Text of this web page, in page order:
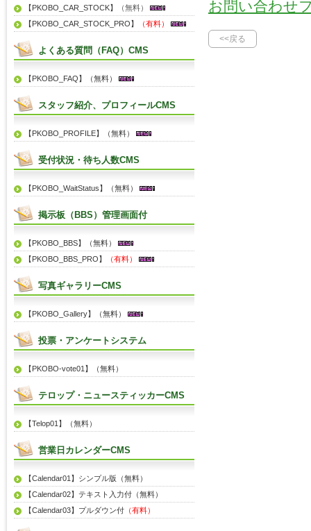
お問い合わせ
<<戻る
【PKOBO_CAR_STOCK】
（無料）
【PKOBO_CAR_STOCK_PRO】
（有料）
よくある質問（FAQ）CMS
【PKOBO_FAQ】（無料）
スタッフ紹介、プロフィールCMS
【PKOBO_PROFILE】（無料）
受付状況・待ち人数CMS
【PKOBO_WaitStatus】（無料）
掲示板（BBS）管理画面付
【PKOBO_BBS】（無料）
【PKOBO_BBS_PRO】
（有料）
写真ギャラリーCMS
【PKOBO_Gallery】（無料）
投票・アンケートシステム
【PKOBO-vote01】（無料）
テロップ・ニュースティッカーCMS
【Telop01】（無料）
営業日カレンダーCMS
【Calendar01】シンプル版（無料）
【Calendar02】テキスト入力付（無料）
【Calendar03】プルダウン付 （有料）